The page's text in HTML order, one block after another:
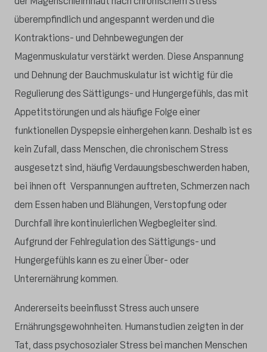
überempfindlich und angespannt werden und die
Kontraktions- und Dehnbewegungen der
Magenmuskulatur verstärkt werden. Diese Anspannung
und Dehnung der Bauchmuskulatur ist wichtig für die
Regulierung des Sättigungs- und Hungergefühls, das mit
Appetitstörungen und als häufige Folge einer
funktionellen Dyspepsie einhergehen kann. Deshalb ist es
kein Zufall, dass Menschen, die chronischem Stress
ausgesetzt sind, häufig Verdauungsbeschwerden haben,
bei ihnen oft Verspannungen auftreten, Schmerzen nach
dem Essen haben und Blähungen, Verstopfung oder
Durchfall ihre kontinuierlichen Wegbegleiter sind.
Aufgrund der Fehlregulation des Sättigungs- und
Hungergefühls kann es zu einer Über- oder
Unterernährung kommen.
Andererseits beeinflusst Stress auch unsere
Ernährungsgewohnheiten. Humanstudien zeigten in der
Tat, dass psychosozialer Stress bei manchen Menschen